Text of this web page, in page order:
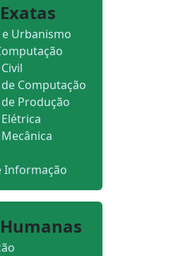
Exatas
Urbanismo
Computação
Produção
Informação
Humanas